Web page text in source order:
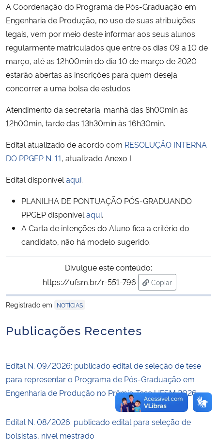
Ministério de Minas e Energia
Ministério da Ciência, Tecnologia, Inovações e Comunicações
Ministério do Meio Ambiente
Ministério do Turismo
Controladoria-Geral da União
Secretaria de Governo
Gabinete de Segurança Institucional
Advocacia-Geral da União
Banco Central do Brasil
A Coordenação do Programa de Pós-Graduação em
Engenharia de Produção, no uso de suas atribuições
legais, vem por meio deste informar aos seus alunos
regularmente matriculados que entre os dias 09 a 10 de
março, até as 12h00min do dia 10 de março de 2020
estarão abertas as inscrições para quem deseja
concorrer a uma bolsa de estudos.
Atendimento da secretaria: manhã das 8h00min às
12h00min, tarde das 13h30min às 16h30min.
Edital atualizado de acordo com RESOLUÇÃO INTERNA
DO PPGEP N. 11, atualizado Anexo I.
Edital disponível aqui.
PLANILHA DE PONTUAÇÃO PÓS-GRADUANDO
PPGEP disponível aqui.
A Carta de intenções do Aluno fica a critério do
candidato, não há modelo sugerido.
Divulgue este conteúdo:
https://ufsm.br/r-551-796
Copiar
para área de
Registrado em
NOTÍCIAS
Publicações Recentes
Edital N. 09/2026: publicado edital de seleção de tese
para representar o Programa de Pós-Graduação em
Engenharia de Produção no Prêmio Tese UFSM 2026
Edital N. 08/2026: publicado edital para seleção de
bolsistas, nível mestrado